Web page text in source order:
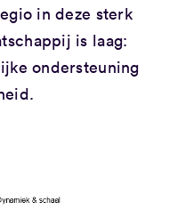
in deze sterk
is laag:
ondersteuning